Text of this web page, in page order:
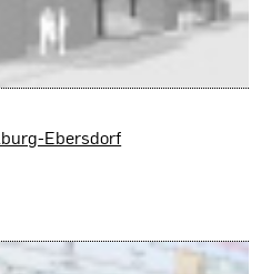
Ebersdorf